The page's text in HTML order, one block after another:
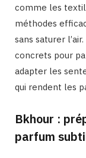
comme les
méthodes
sans saturer
concrets pour
adapter les
qui rendent les
Bkhour :
parfum